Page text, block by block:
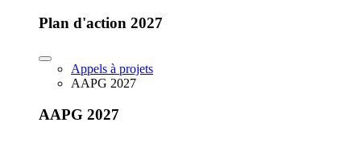
Plan d'action 2027
Appels à projets
AAPG 2027
AAPG 2027